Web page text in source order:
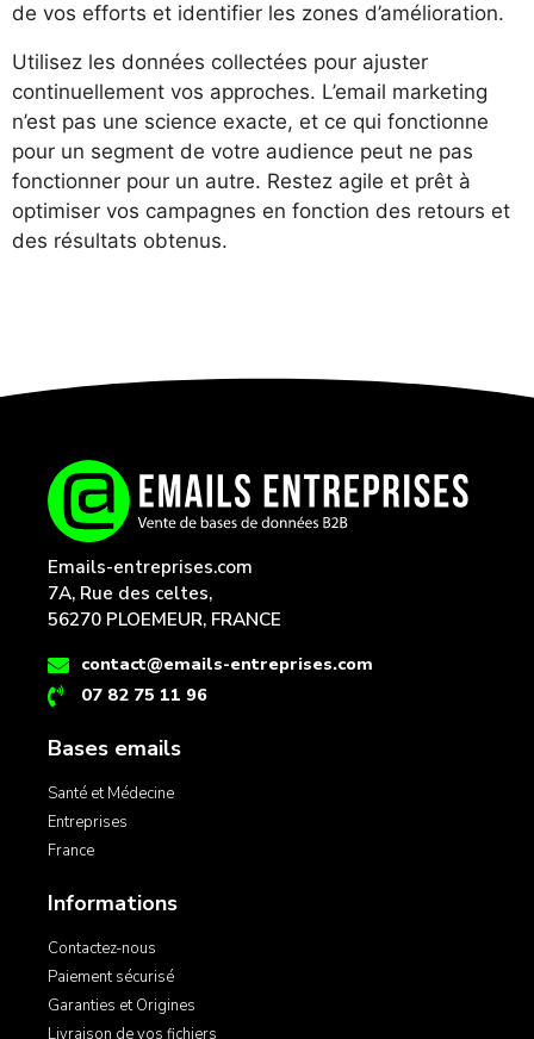
de vos efforts et identifier les zones d’amélioration.
Utilisez les données collectées pour ajuster
continuellement vos approches. L’email marketing
n’est pas une science exacte, et ce qui fonctionne
pour un segment de votre audience peut ne pas
fonctionner pour un autre. Restez agile et prêt à
optimiser vos campagnes en fonction des retours et
des résultats obtenus.
Emails-entreprises.com
7A, Rue des celtes,
56270 PLOEMEUR, FRANCE
contact@emails-entreprises.com
07 82 75 11 96
Bases emails
Santé et Médecine
Entreprises
France
Informations
Contactez-nous
Paiement sécurisé
Garanties et Origines
Livraison de vos fichiers